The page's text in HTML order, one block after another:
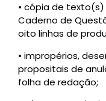
• cópia de
Caderno de
oito linhas de
• impropérios,
propositais de
folha de redação;